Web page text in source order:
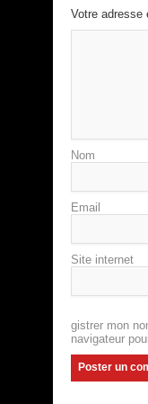
Votre adresse
Nom
Email
Site internet
gistrer mon
navigateur